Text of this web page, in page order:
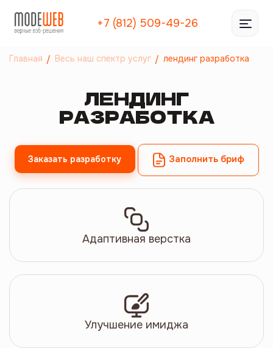
+7 (812) 509-49-26
Главная Весь наш спектр услуг лендинг разработка
ЛЕНДИНГ
РАЗРАБОТКА
Заказать разработку Заполнить бриф
Адаптивная верстка
Улучшение имиджа